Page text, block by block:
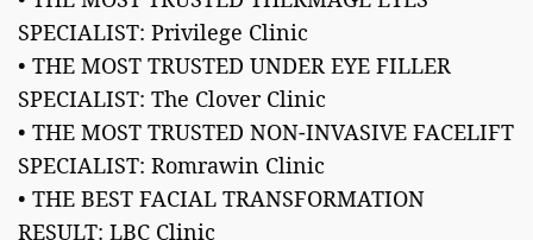
SPECIALIST: Privilege Clinic
• THE MOST TRUSTED UNDER EYE FILLER
SPECIALIST: The Clover Clinic
• THE MOST TRUSTED NON-INVASIVE FACELIFT
SPECIALIST: Romrawin Clinic
• THE BEST FACIAL TRANSFORMATION